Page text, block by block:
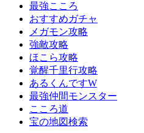
最強こころ
おすすめガチャ
メガモン攻略
強敵攻略
ほこら攻略
覚醒千里行攻略
あるくんですW
最強仲間モンスター
こころ道
宝の地図検索